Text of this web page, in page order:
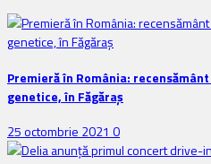
Premieră în România:
genetice, în Făgăraș
25 octombrie 2021 0